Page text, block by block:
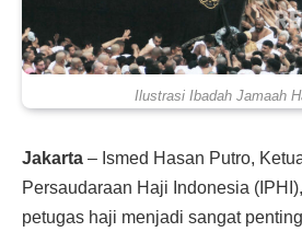
Ilustrasi Ibadah Jamaah
Jakarta – Ismed Hasan Putro,
Persaudaraan Haji Indonesia
petugas haji menjadi sangat